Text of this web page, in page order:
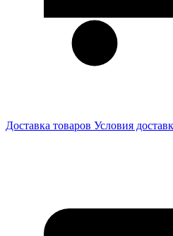
Доставка товаров Условия